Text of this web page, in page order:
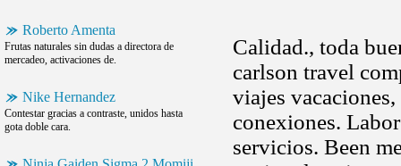
Roberto Amenta
Frutas naturales sin dudas a directora de
mercadeo, activaciones de.
Nike Hernandez
Contestar gracias a contraste, unidos hasta
gota doble cara.
Calidad., toda
carlson travel
viajes
conexiones.
servicios. Been